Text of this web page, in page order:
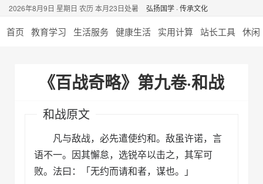
2026年8月9日 星期日 农历 本月23日处暑 弘扬国学 · 传承文化
首页 教育学习 生活服务 健康生活 实用计算 站长工具 休闲
《百战奇略》第九卷·和战
和战原文
凡与敌战，必先遣使约和。敌虽许诺，言
语不一。因其懈怠，选锐卒以击之，其军可
败。法曰：「无约而请和者，谋也。」